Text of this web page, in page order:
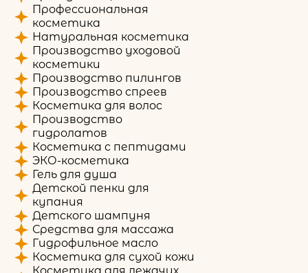
Профессиональная
косметика
Натуральная косметика
Производство уходовой
косметики
Производство пилингов
Производство спреев
Косметика для волос
Производство
гидролатов
Косметика с пептидами
ЭКО-косметика
Гель для душа
Детской пенки для
купания
Детского шампуня
Средства для массажа
Гидрофильное масло
Косметика для сухой кожи